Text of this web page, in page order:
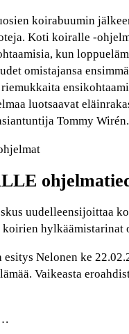
koirabuumin
Koti koiralle -
kun
omistajansa
luotsaavat
Tommy
uudelleensijoittaa
hylkäämistarinat
Nelonen ke
Vaikeasta